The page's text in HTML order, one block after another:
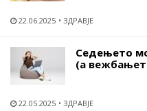
22.06.2025 ЗДРАВЈЕ
Седењето
(а
22.05.2025 ЗДРАВЈЕ